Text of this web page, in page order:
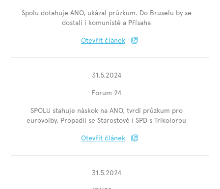
Spolu dotahuje ANO, ukázal průzkum. Do Bruselu by se
dostali i komunisté a Přísaha
Otevřít článek
31.5.2024
Forum 24
SPOLU stahuje náskok na ANO, tvrdí průzkum pro
eurovolby. Propadli se Starostové i SPD s Trikolorou
Otevřít článek
31.5.2024